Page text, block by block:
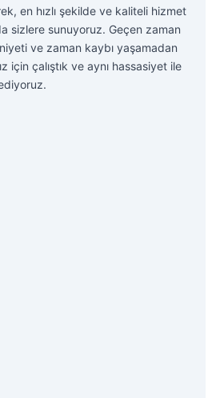
en hızlı şekilde ve kaliteli hizmet
sizlere sunuyoruz. Geçen zaman
ve zaman kaybı yaşamadan
için çalıştık ve aynı hassasiyet ile